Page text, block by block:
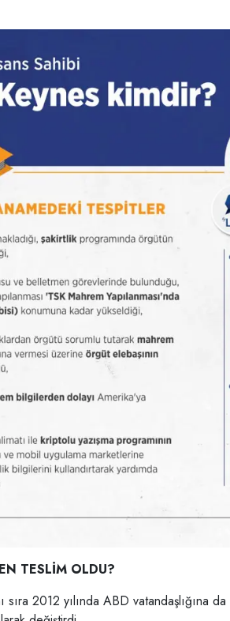
TESLİM OLDU?
sıra 2012 yılında ABD vatandaşlığına